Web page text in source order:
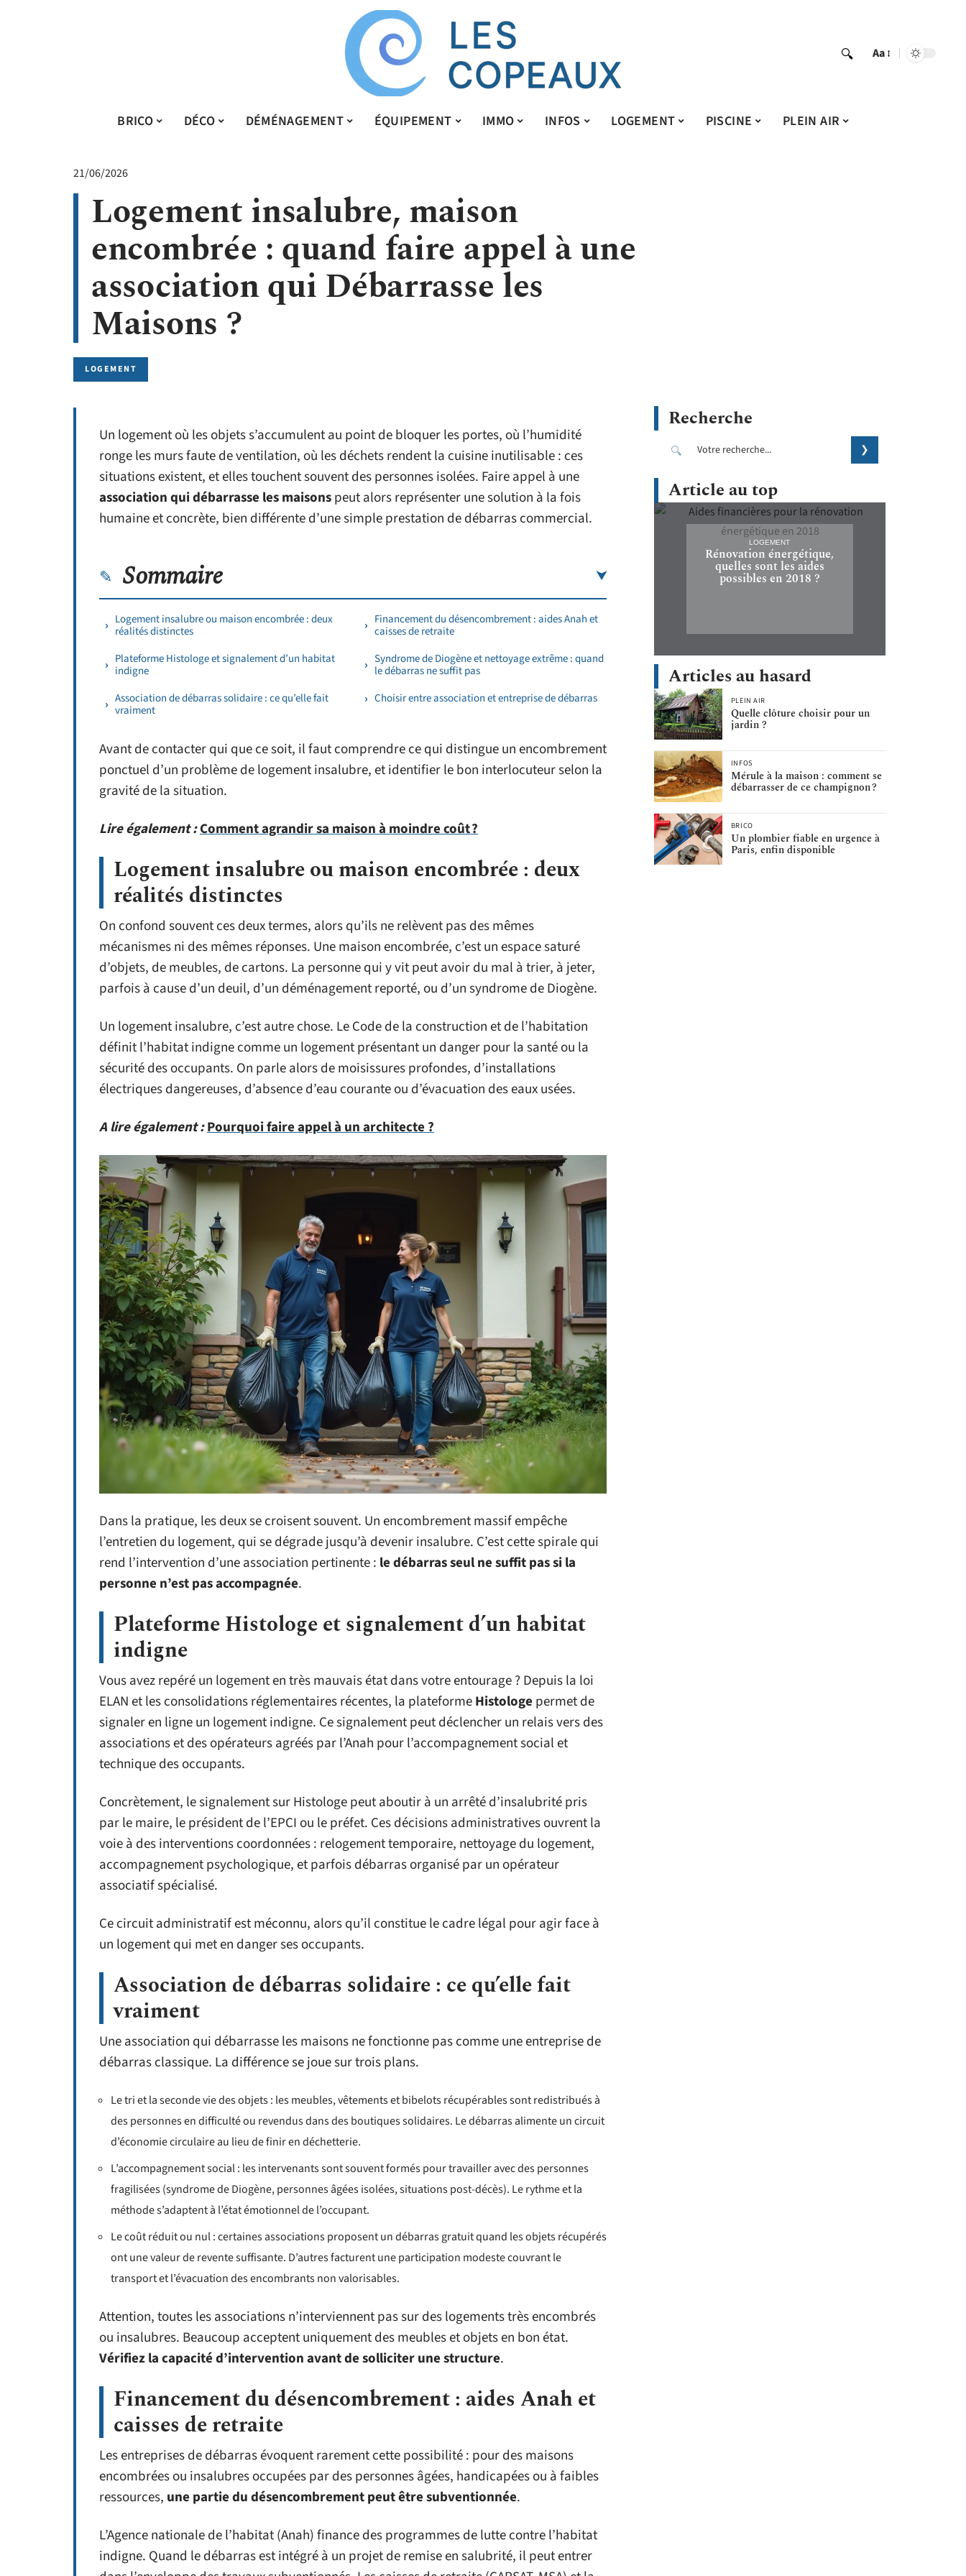
Aa
BRICO DÉCO DÉMÉNAGEMENT ÉQUIPEMENT IMMO INFOS LOGEMENT PISCINE PLEIN AIR
21/06/2026
Logement insalubre, maison
encombrée : quand faire appel à une
association qui Débarrasse les
Maisons ?
LOGEMENT
Un logement où les objets s’accumulent au point de bloquer les portes, où l’humidité
ronge les murs faute de ventilation, où les déchets rendent la cuisine inutilisable : ces
situations existent, et elles touchent souvent des personnes isolées. Faire appel à une
association qui débarrasse les maisonspeut alors représenter une solution à la fois
humaine et concrète, bien différente d’une simple prestation de débarras commercial.
Sommaire
Logement insalubre ou maison encombrée : deux
réalités distinctes
Plateforme Histologe et signalement d’un habitat
indigne
Association de débarras solidaire : ce qu’elle fait
vraiment
Financement du désencombrement : aides Anah et
caisses de retraite
Syndrome de Diogène et nettoyage extrême : quand
le débarras ne suffit pas
Choisir entre association et entreprise de débarras
Avant de contacter qui que ce soit, il faut comprendre ce qui distingue un encombrement
ponctuel d’un problème de logement insalubre, et identifier le bon interlocuteur selon la
gravité de la situation.
Lire également :Comment agrandir sa maison à moindre coût ?
Logement insalubre ou maison encombrée : deux
réalités distinctes
On confond souvent ces deux termes, alors qu’ils ne relèvent pas des mêmes
mécanismes ni des mêmes réponses. Une maison encombrée, c’est un espace saturé
d’objets, de meubles, de cartons. La personne qui y vit peut avoir du mal à trier, à jeter,
parfois à cause d’un deuil, d’un déménagement reporté, ou d’un syndrome de Diogène.
Un logement insalubre, c’est autre chose. Le Code de la construction et de l’habitation
définit l’habitat indigne comme un logement présentant un danger pour la santé ou la
sécurité des occupants. On parle alors de moisissures profondes, d’installations
électriques dangereuses, d’absence d’eau courante ou d’évacuation des eaux usées.
A lire également :Pourquoi faire appel à un architecte ?
Dans la pratique, les deux se croisent souvent. Un encombrement massif empêche
l’entretien du logement, qui se dégrade jusqu’à devenir insalubre. C’est cette spirale qui
rend l’intervention d’une association pertinente : le débarras seul ne suffit pas si la
personne n’est pas accompagnée.
Plateforme Histologe et signalement d’un habitat
indigne
Vous avez repéré un logement en très mauvais état dans votre entourage ? Depuis la loi
ELAN et les consolidations réglementaires récentes, la plateformeHistologe permet de
signaler en ligne un logement indigne. Ce signalement peut déclencher un relais vers des
associations et des opérateurs agréés par l’Anah pour l’accompagnement social et
technique des occupants.
Concrètement, le signalement sur Histologe peut aboutir à un arrêté d’insalubrité pris
par le maire, le président de l’EPCI ou le préfet. Ces décisions administratives ouvrent la
voie à des interventions coordonnées : relogement temporaire, nettoyage du logement,
accompagnement psychologique, et parfois débarras organisé par un opérateur
associatif spécialisé.
Ce circuit administratif est méconnu, alors qu’il constitue le cadre légal pour agir face à
un logement qui met en danger ses occupants.
Association de débarras solidaire : ce qu’elle fait
vraiment
Une association qui débarrasse les maisons ne fonctionne pas comme une entreprise de
débarras classique. La différence se joue sur trois plans.
Le tri et la seconde vie des objets : les meubles, vêtements et bibelots récupérables sont redistribués à
des personnes en difficulté ou revendus dans des boutiques solidaires. Le débarras alimente un circuit
d’économie circulaire au lieu de finir en déchetterie.
L’accompagnement social : les intervenants sont souvent formés pour travailler avec des personnes
fragilisées (syndrome de Diogène, personnes âgées isolées, situations post-décès). Le rythme et la
méthode s’adaptent à l’état émotionnel de l’occupant.
Le coût réduit ou nul : certaines associations proposent un débarras gratuit quand les objets récupérés
ont une valeur de revente suffisante. D’autres facturent une participation modeste couvrant le
transport et l’évacuation des encombrants non valorisables.
Attention, toutes les associations n’interviennent pas sur des logements très encombrés
ou insalubres. Beaucoup acceptent uniquement des meubles et objets en bon état.
Vérifiez la capacité d’intervention avant de solliciter une structure.
Financement du désencombrement : aides Anah et
caisses de retraite
Les entreprises de débarras évoquent rarement cette possibilité : pour des maisons
encombrées ou insalubres occupées par des personnes âgées, handicapées ou à faibles
ressources, une partie du désencombrement peut être subventionnée.
L’Agence nationale de l’habitat (Anah) finance des programmes de lutte contre l’habitat
indigne. Quand le débarras est intégré à un projet de remise en salubrité, il peut entrer
Recherche
Article au top
LOGEMENT
Rénovation énergétique,
quelles sont les aides
possibles en 2018 ?
Articles au hasard
PLEIN AIR
Quelle clôture choisir pour un
jardin ?
INFOS
Mérule à la maison : comment se
débarrasser de ce champignon ?
BRICO
Un plombier fiable en urgence à
Paris, enfin disponible